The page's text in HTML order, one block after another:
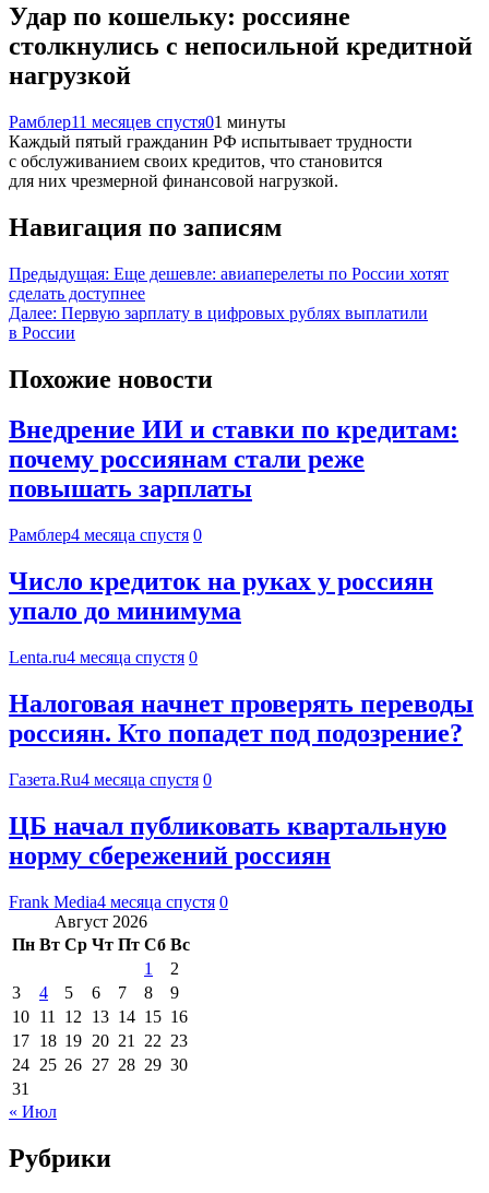
Удар по кошельку: россияне
столкнулись с непосильной кредитной
нагрузкой
Рамблер11 месяцев спустя01 минуты
Каждый пятый гражданин РФ испытывает трудности
с обслуживанием своих кредитов, что становится
для них чрезмерной финансовой нагрузкой.
Навигация по записям
Предыдущая: Еще дешевле: авиаперелеты по России хотят
сделать доступнее
Далее: Первую зарплату в цифровых рублях выплатили
в России
Похожие новости
Внедрение ИИ и ставки по кредитам:
почему россиянам стали реже
повышать зарплаты
Рамблер4 месяца спустя 0
Число кредиток на руках у россиян
упало до минимума
Lenta.ru4 месяца спустя 0
Налоговая начнет проверять переводы
россиян. Кто попадет под подозрение?
Газета.Ru4 месяца спустя 0
ЦБ начал публиковать квартальную
норму сбережений россиян
Frank Media4 месяца спустя 0
Август 2026
Пн Вт Ср Чт Пт Сб Вс
1
2
3
4 5 6 7 8
9
10 11 12 13 14 15 16
17 18 19 20 21 22 23
24 25 26 27 28 29 30
31
« Июл
Рубрики